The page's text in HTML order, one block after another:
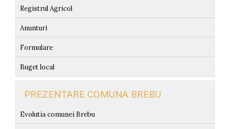
Registrul Agricol
Anunturi
Formulare
Buget local
PREZENTARE COMUNA BREBU
Evolutia comunei Brebu